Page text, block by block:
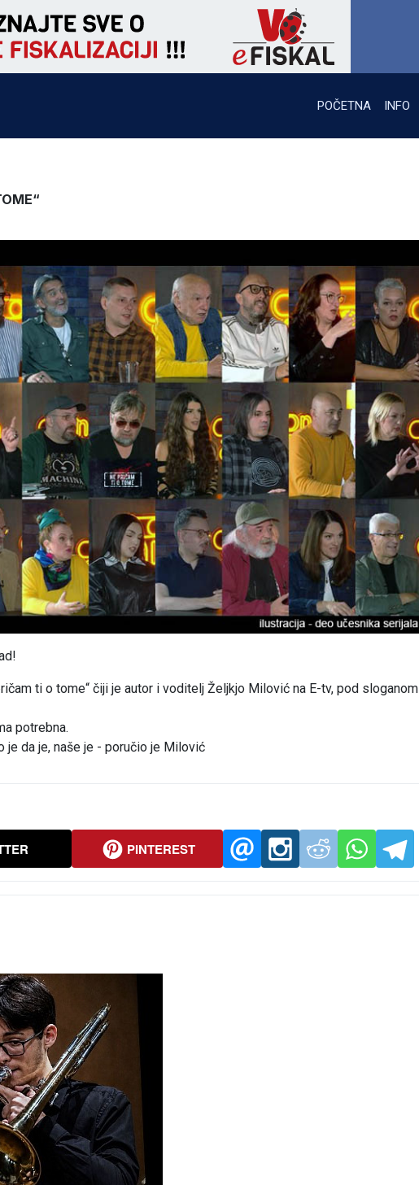
POČETNA INFO
ti o tome“ čiji je autor i voditelj Željkjo Milović na E-tv, pod sloganom
potrebna.
je da je, naše je - poručio je Milović
PINTEREST